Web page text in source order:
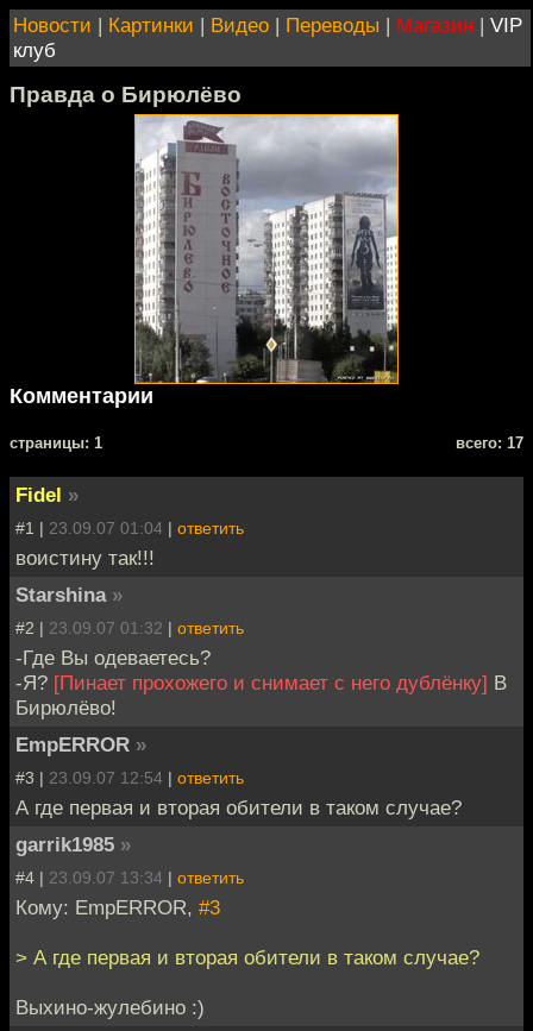
Новости | Картинки | Видео | Переводы | Магазин | VIP
клуб
Правда о Бирюлёво
Комментарии
cтраницы: 1 всего: 17
Fidel »
#1 | 23.09.07 01:04 | ответить
воистину так!!!
Starshina »
#2 | 23.09.07 01:32 | ответить
-Где Вы одеваетесь?
-Я? [Пинает прохожего и снимает с него дублёнку] В
Бирюлёво!
EmpERROR »
#3 | 23.09.07 12:54 | ответить
А где первая и вторая обители в таком случае?
garrik1985 »
#4 | 23.09.07 13:34 | ответить
Кому: EmpERROR, #3
> А где первая и вторая обители в таком случае?
Выхино-жулебино :)